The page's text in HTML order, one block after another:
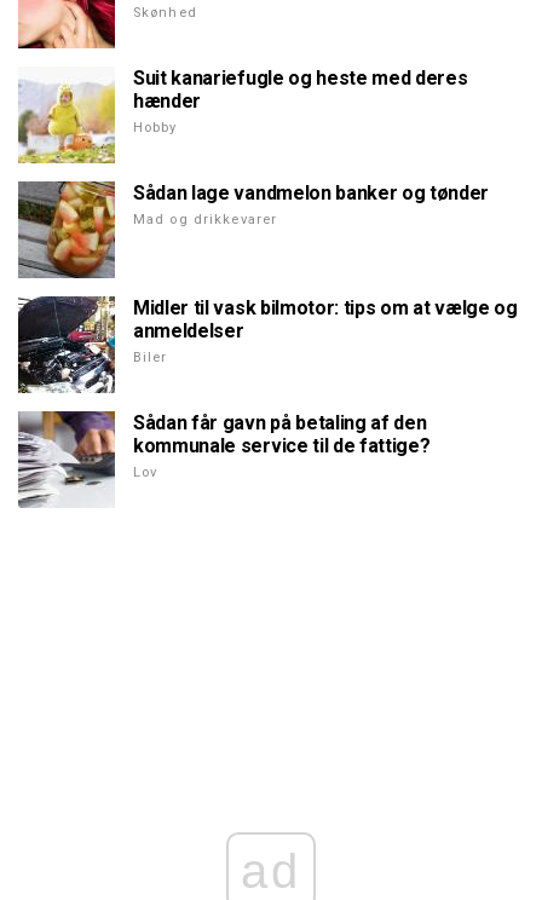
Skønhed
Suit kanariefugle og heste med deres
hænder
Hobby
Sådan lage vandmelon banker og tønder
Mad og drikkevarer
Midler til vask bilmotor: tips om at vælge og
anmeldelser
Biler
Sådan får gavn på betaling af den
kommunale service til de fattige?
Lov
ad